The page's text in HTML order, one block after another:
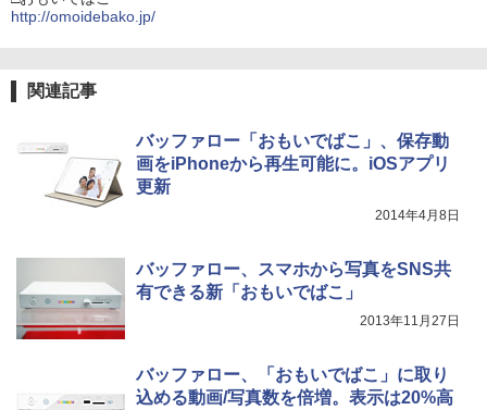
http://omoidebako.jp/
関連記事
バッファロー「おもいでばこ」、保存動
画をiPhoneから再生可能に。iOSアプリ
更新
2014年4月8日
バッファロー、スマホから写真をSNS共
有できる新「おもいでばこ」
2013年11月27日
バッファロー、「おもいでばこ」に取り
込める動画/写真数を倍増。表示は20%高